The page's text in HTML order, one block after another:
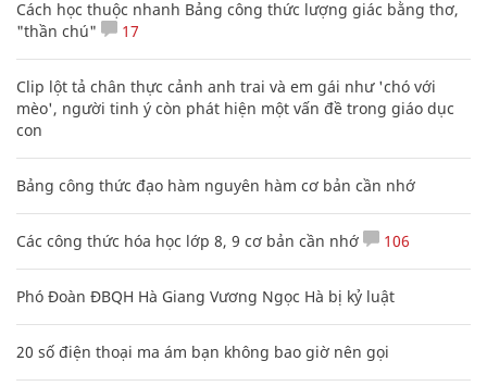
Cách học thuộc nhanh Bảng công thức lượng giác bằng thơ,
"thần chú"
17
Clip lột tả chân thực cảnh anh trai và em gái như 'chó với
mèo', người tinh ý còn phát hiện một vấn đề trong giáo dục
con
Bảng công thức đạo hàm nguyên hàm cơ bản cần nhớ
Các công thức hóa học lớp 8, 9 cơ bản cần nhớ 106
Phó Đoàn ĐBQH Hà Giang Vương Ngọc Hà bị kỷ luật
20 số điện thoại ma ám bạn không bao giờ nên gọi